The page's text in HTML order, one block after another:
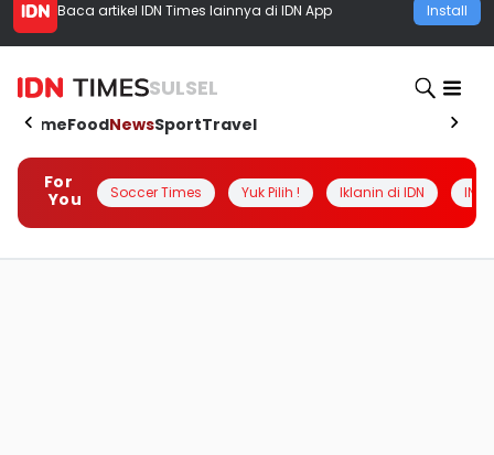
Baca artikel IDN Times lainnya di IDN App Install
SULSEL
HomeFoodNewsSportTravel
For
You
Soccer Times Yuk Pilih ! Iklanin di IDN